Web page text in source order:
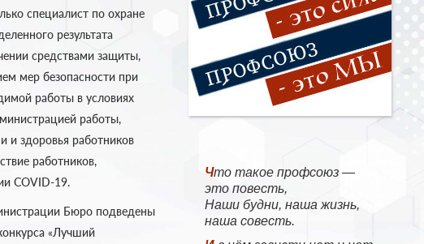
Что такое профсоюз —
это повесть,
Наши будни, наша жизнь,
наша совесть.
специалист по охране
результата
средствами защиты,
мер безопасности при
работы в условиях
работы,
и здоровья работников
работников,
COVID-19.
Бюро подведены
«Лучший